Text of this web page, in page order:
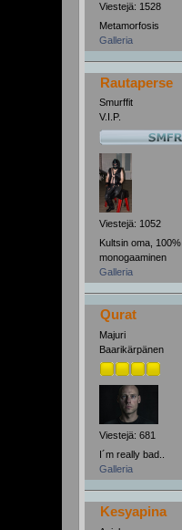
Viestejä: 1528
Metamorfosis
Galleria
Rautaperse
Smurffit
V.I.P.
Viestejä: 1052
Kultsin oma, 100%
monogaaminen
Galleria
Qurat
Majuri
Baarikärpänen
Viestejä: 681
I´m really bad..
Galleria
Kesyapina